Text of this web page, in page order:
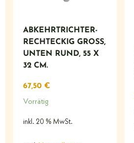
ABKEHRTRICHTER-
RECHTECKIG GROSS, U
NTEN RUND, 55 X 3
2 CM.
67,50€
Vorrätig
inkl. 20 % MwSt.